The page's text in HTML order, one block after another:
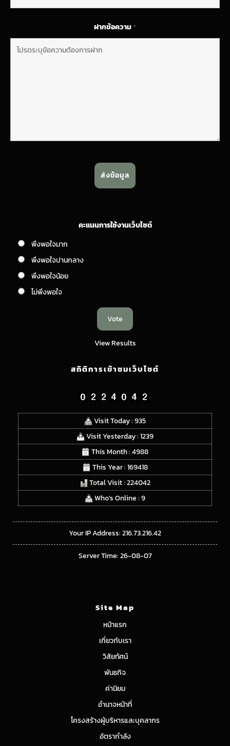
ฝากข้อความ*
คะแนนการใช้งานเว็บไซต์
พึงพอใจมาก
พึงพอใจปานกลาง
พึงพอใจน้อย
ไม่พึงพอใจ
View Results
สถิติการเข้าชมเว็บไซต์
Visit Today : 935
Visit Yesterday : 1239
This Month : 4988
This Year : 169418
Total Visit : 224042
Who's Online : 9
Your IP Address: 216.73.216.42
Server Time: 26-08-07
Site Map
หน้าแรก
เกี่ยวกับเรา
วิสัยทัศน์
พันธกิจ
ค่านิยม
อำนาจหน้าที่
โครงสร้างผู้บริหารและบุคลากร
อัตรากำลัง